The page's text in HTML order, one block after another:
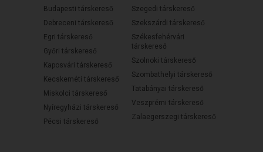
Budapesti társkereső
Debreceni társkereső
Egri társkereső
Győri társkereső
Kaposvári társkereső
Kecskeméti társkereső
Miskolci társkereső
Nyíregyházi társkereső
Pécsi társkereső
Szegedi társkereső
Szekszárdi társkereső
Székesfehérvári
társkereső
Szolnoki társkereső
Szombathelyi társkereső
Tatabányai társkereső
Veszprémi társkereső
Zalaegerszegi társkereső